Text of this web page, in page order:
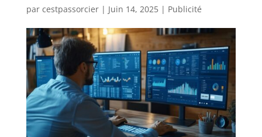
par cestpassorcier| Juin 14, 2025| Publicité